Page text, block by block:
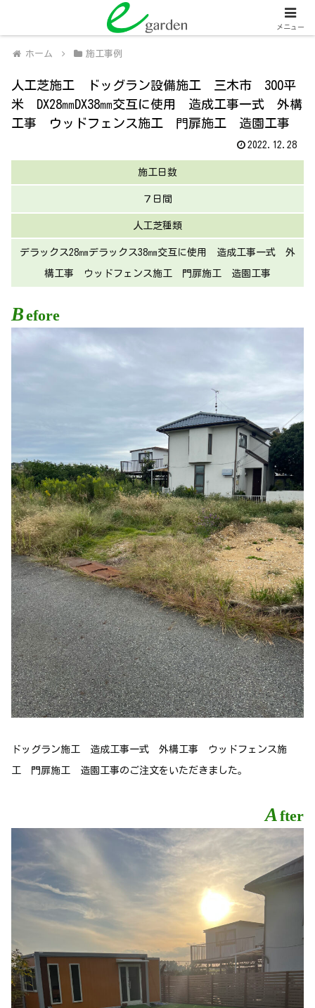
人工芝販売・施工、外壁塗装・施工
ホーム 施工事例
人工芝施工 ドッグラン設備施工 三木市 300平
米 DX28㎜DX38㎜交互に使用 造成工事一式 外構
工事 ウッドフェンス施工 門扉施工 造園工事
2022.12.28
施工日数
７日間
人工芝種類
デラックス28㎜デラックス38㎜交互に使用 造成工事一式 外
構工事 ウッドフェンス施工 門扉施工 造園工事
Before
ドッグラン施工 造成工事一式 外構工事 ウッドフェンス施
工 門扉施工 造園工事のご注文をいただきました。
A fter
メニュー